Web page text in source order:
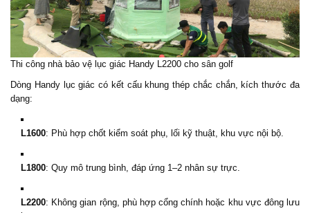
Thi công nhà bảo vệ lục giác Handy L2200 cho sân golf
Dòng Handy lục giác có kết cấu khung thép chắc chắn, kích thước đa
dạng:
L1600: Phù hợp chốt kiểm soát phụ, lối kỹ thuật, khu vực nội bộ.
L1800: Quy mô trung bình, đáp ứng 1–2 nhân sự trực.
L2200: Không gian rộng, phù hợp cổng chính hoặc khu vực đông lưu